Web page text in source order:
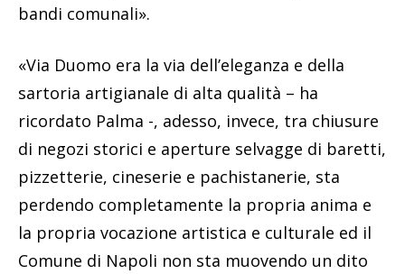
bandi comunali».
«Via Duomo era la via dell’eleganza e della
sartoria artigianale di alta qualità – ha
ricordato Palma -, adesso, invece, tra chiusure
di negozi storici e aperture selvagge di baretti,
pizzetterie, cineserie e pachistanerie, sta
perdendo completamente la propria anima e
la propria vocazione artistica e culturale ed il
Comune di Napoli non sta muovendo un dito